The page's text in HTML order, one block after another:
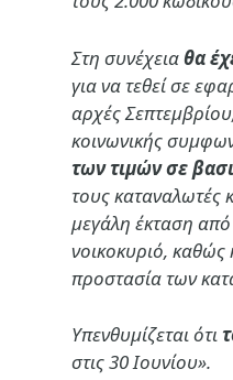
Στη συνέχειαθα
για να τεθεί σε
αρχές
κοινωνικής
των τιμών σε
τους καταναλωτές
μεγάλη έκταση
νοικοκυριό, καθώς
προστασία των
Υπενθυμίζεται ότι
στις 30 Ιουνίου».